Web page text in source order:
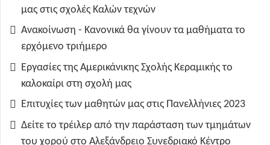
μας στις σχολές Καλών τεχνών
Ανακοίνωση - Κανονικά θα γίνουν τα μαθήματα το
ερχόμενο τριήμερο
Εργασίες της Αμερικάνικης Σχολής Κεραμικής το
καλοκαίρι στη σχολή μας
Επιτυχίες των μαθητών μας στις Πανελλήνιες 2023
Δείτε το τρέιλερ από την παράσταση των τμημάτων
του χορού στο Αλεξάνδρειο Συνεδριακό Κέντρο